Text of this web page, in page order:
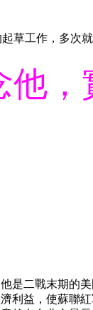
草工作，多次
他
是二戰末期的
利益，使蘇聯